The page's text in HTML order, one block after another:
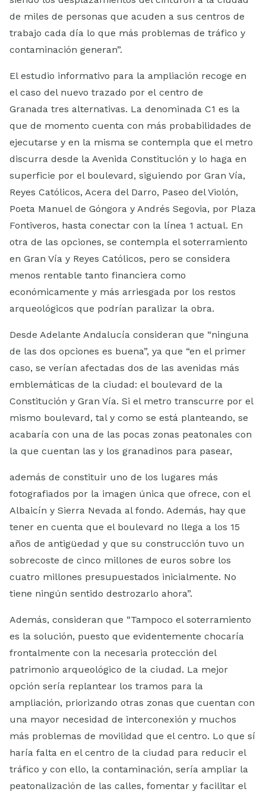
de miles de personas que acuden a sus centros de
trabajo cada día lo que más problemas de tráfico y
contaminación generan”.
El estudio informativo para la ampliación recoge en
el caso del nuevo trazado por el centro de
Granada tres alternativas. La denominada C1 es la
que de momento cuenta con más probabilidades de
ejecutarse y en la misma se contempla que el metro
discurra desde la Avenida Constitución y lo haga en
superficie por el boulevard, siguiendo por Gran Vía,
Reyes Católicos, Acera del Darro, Paseo del Violón,
Poeta Manuel de Góngora y Andrés Segovia, por Plaza
Fontiveros, hasta conectar con la línea 1 actual. En
otra de las opciones, se contempla el soterramiento
en Gran Vía y Reyes Católicos, pero se considera
menos rentable tanto financiera como
económicamente y más arriesgada por los restos
arqueológicos que podrían paralizar la obra.
Desde Adelante Andalucía consideran que “ninguna
de las dos opciones es buena”, ya que “en el primer
caso, se verían afectadas dos de las avenidas más
emblemáticas de la ciudad: el boulevard de la
Constitución y Gran Vía. Si el metro transcurre por el
mismo boulevard, tal y como se está planteando, se
acabaría con una de las pocas zonas peatonales con
la que cuentan las y los granadinos para pasear,
además de constituir uno de los lugares más
fotografiados por la imagen única que ofrece, con el
Albaicín y Sierra Nevada al fondo. Además, hay que
tener en cuenta que el boulevard no llega a los 15
años de antigüedad y que su construcción tuvo un
sobrecoste de cinco millones de euros sobre los
cuatro millones presupuestados inicialmente. No
tiene ningún sentido destrozarlo ahora”.
Además, consideran que “Tampoco el soterramiento
es la solución, puesto que evidentemente chocaría
frontalmente con la necesaria protección del
patrimonio arqueológico de la ciudad. La mejor
opción sería replantear los tramos para la
ampliación, priorizando otras zonas que cuentan con
una mayor necesidad de interconexión y muchos
más problemas de movilidad que el centro. Lo que sí
haría falta en el centro de la ciudad para reducir el
tráfico y con ello, la contaminación, sería ampliar la
peatonalización de las calles, fomentar y facilitar el